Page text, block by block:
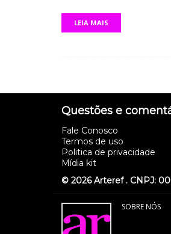
LEIA MAIS
Questões e
Fale Conosco
Termos de uso
Politica de privacidade
Mídia kit
© 2026 Arteref . CNPJ:
SOBRE NÓS